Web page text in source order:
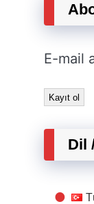
E-mail
Dil